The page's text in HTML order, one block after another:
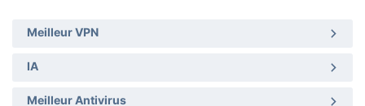
Meilleur VPN
IA
Meilleur Antivirus